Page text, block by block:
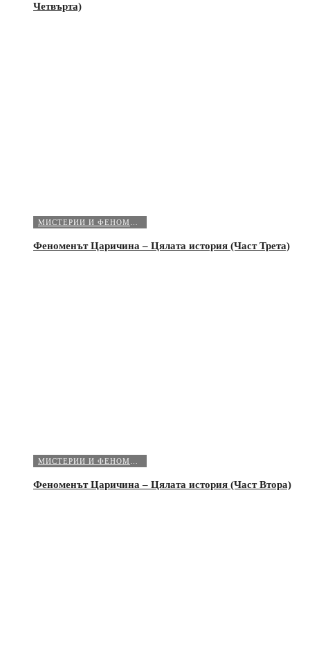
Четвърта)
Феноменът Царичина – Цялата история (Част Трета)
Феноменът Царичина – Цялата история (Част Втора)